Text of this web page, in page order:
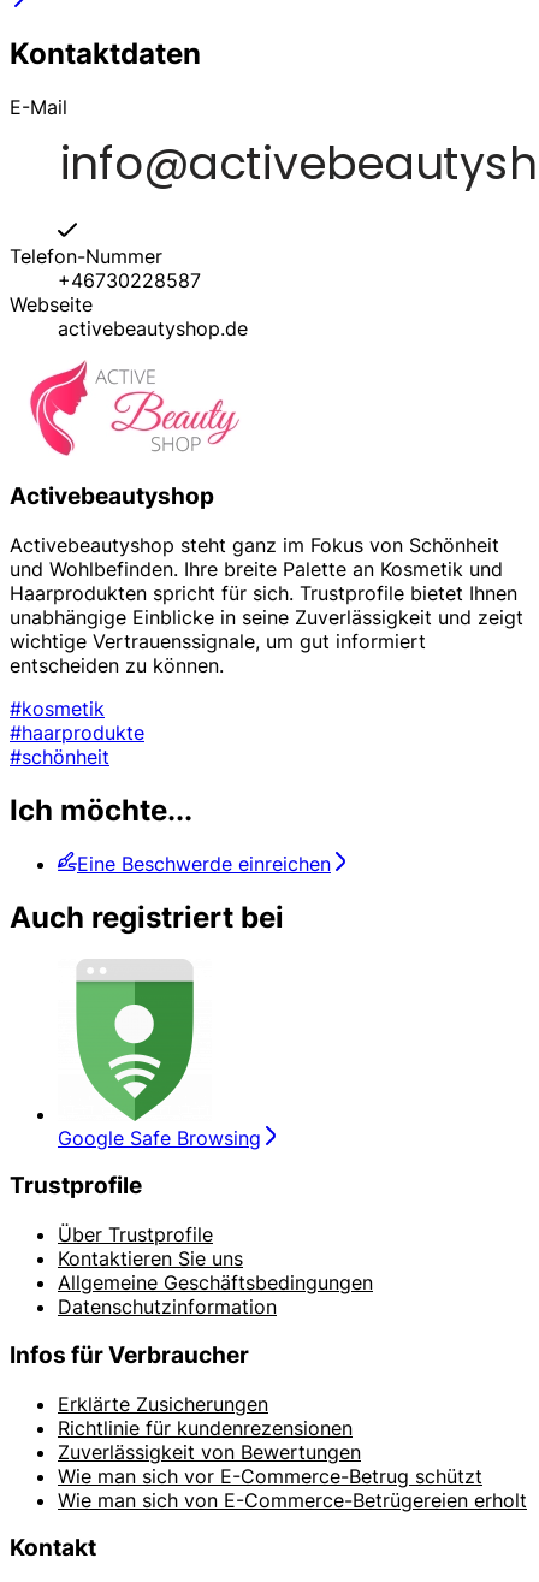
Kontaktdaten
E-Mail
Telefon-Nummer
+46730228587
Webseite
activebeautyshop.de
Activebeautyshop
Activebeautyshop steht ganz im Fokus von Schönheit
und Wohlbefinden. Ihre breite Palette an Kosmetik und
Haarprodukten spricht für sich. Trustprofile bietet Ihnen
unabhängige Einblicke in seine Zuverlässigkeit und zeigt
wichtige Vertrauenssignale, um gut informiert
entscheiden zu können.
#kosmetik
#haarprodukte
#schönheit
Ich möchte...
Eine Beschwerde einreichen
Auch registriert bei
Google Safe Browsing
Trustprofile
Über Trustprofile
Kontaktieren Sie uns
Allgemeine Geschäftsbedingungen
Datenschutzinformation
Infos für Verbraucher
Erklärte Zusicherungen
Richtlinie für kundenrezensionen
Zuverlässigkeit von Bewertungen
Wie man sich vor E-Commerce-Betrug schützt
Wie man sich von E-Commerce-Betrügereien erholt
Kontakt